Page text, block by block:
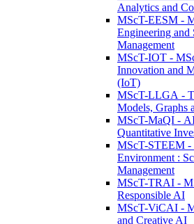
Analytics and
MScT-EESM -
Engineering and
Management
MScT-IOT -
Innovation and
(IoT)
MScT-LLGA -
Models, Graphs
MScT-MaQI -
Quantitative
MScT-STEEM -
Environment :
Management
MScT-TRAI -
Responsible AI
MScT-ViCAI -
and Creative AI